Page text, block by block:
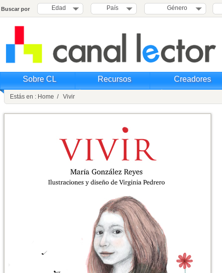
Buscar por Edad País Género
Sobre CL Recursos Creadores
Estás en : Home / Vivir